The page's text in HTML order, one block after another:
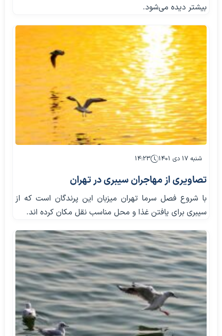
بیشتر دیده می‌شود.
شنبه ۱۷ دی ۱۴۰۱ ۱۴:۲۳
تصاویری از مهاجران سیبری در تهران
با شروع فصل سرما تهران میزبان این پرندگان است که از
سیبری برای یافتن غذا و محل مناسب نقل مکان کرده اند.